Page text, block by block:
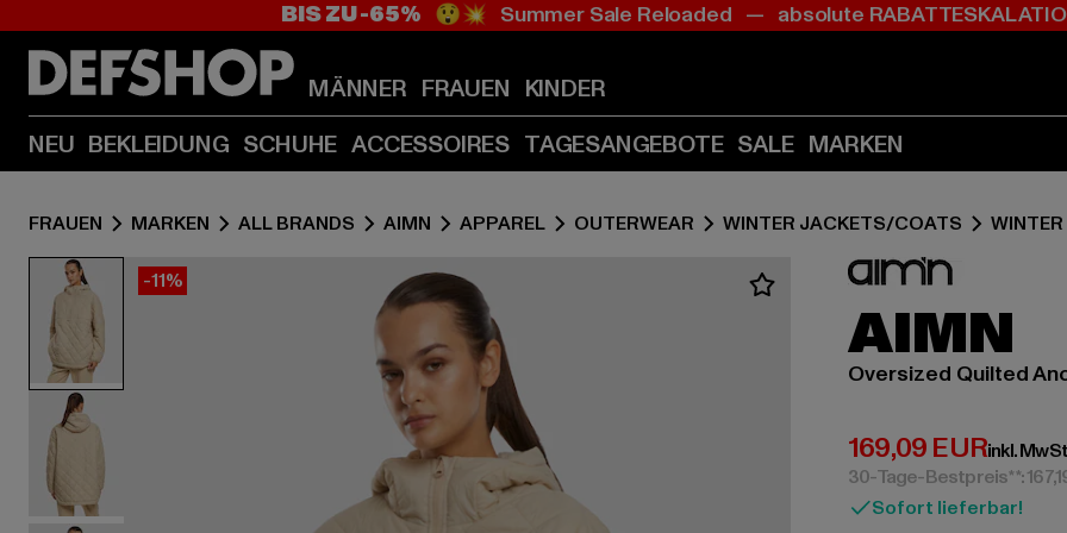
Zum
(Enter
drücken)
Zum
(Enter
drücken)
BIS ZU -65% 😲💥 Summer Sale Reloaded — absolute
MÄNNER FRAUEN KINDER
NEU BEKLEIDUNG SCHUHE ACCESSOIRES TAGESANGEBOTE SALE MARKEN
FRAUEN MARKEN ALL BRANDS AIMN APPAREL OUTERWEAR WINTER JACKETS/COATS
-11%
AIMN
Oversized Quilted
169,09 EUR
Derzeitiger Preis:
inkl.
30-Tage-Bestpreis**:
Sofort lieferbar!